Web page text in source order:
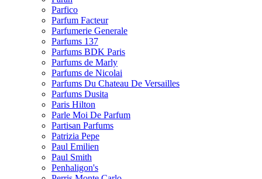
Parfico
Parfum Facteur
Parfumerie Generale
Parfums 137
Parfums BDK Paris
Parfums de Marly
Parfums de Nicolai
Parfums Du Chateau De Versailles
Parfums Dusita
Paris Hilton
Parle Moi De Parfum
Partisan Parfums
Patrizia Pepe
Paul Emilien
Paul Smith
Penhaligon's